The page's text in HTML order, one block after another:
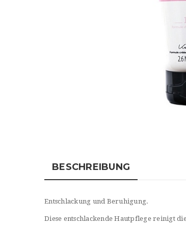
BESCHREIBUNG
Entschlackung und Beruhigung.
Diese entschlackende Hautpflege reinigt